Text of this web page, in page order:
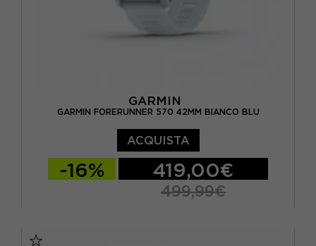
GARMIN
GARMIN FORERUNNER 570 42MM BIANCO BLU
ACQUISTA
-16% 419,00€
499,99€